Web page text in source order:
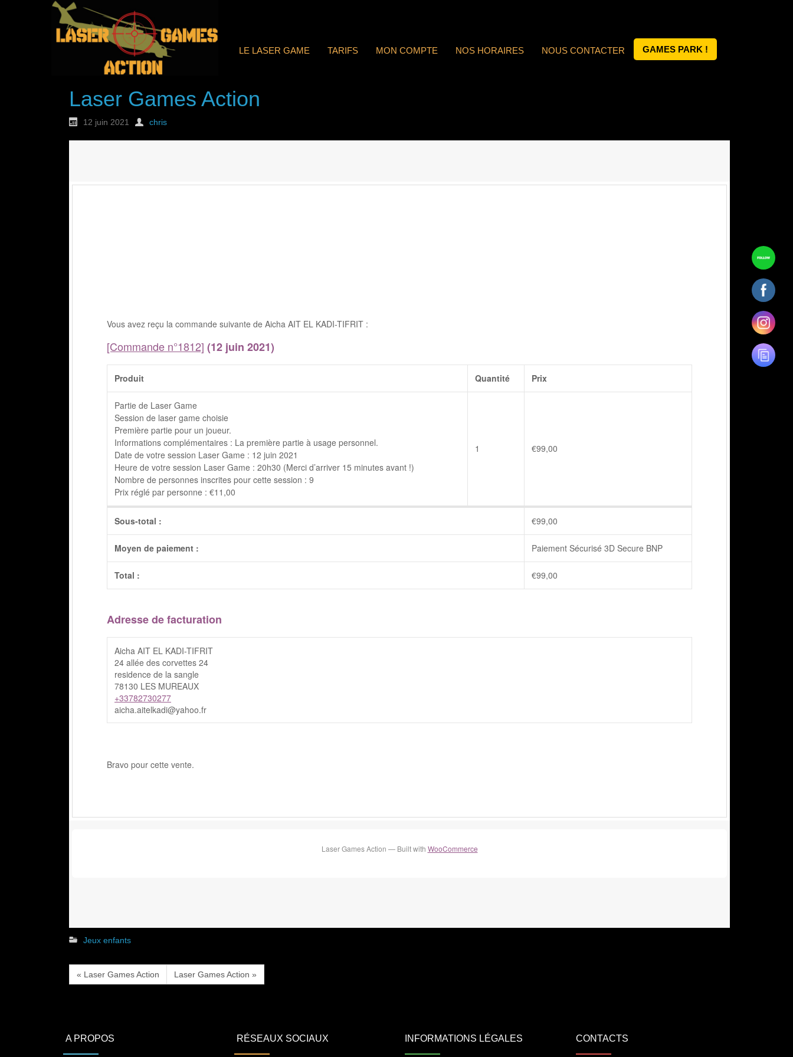
LE LASER GAME TARIFS MON COMPTE NOS HORAIRES NOUS CONTACTER GAMES PARK !
Laser Games Action
12 juin 2021 chris
Vous avez reçu la commande suivante de Aicha AIT EL KADI-TIFRIT :
[Commande n°1812] (12 juin 2021)
Produit Quantité Prix
Partie de Laser Game
Session de laser game choisie
Première partie pour un joueur.
Informations complémentaires : La première partie à usage personnel.
Date de votre session Laser Game : 12 juin 2021
Heure de votre session Laser Game : 20h30 (Merci d’arriver 15 minutes avant !)
Nombre de personnes inscrites pour cette session : 9
Prix réglé par personne : €11,00
1 €99,00
Sous-total : €99,00
Moyen de paiement : Paiement Sécurisé 3D Secure BNP
Total : €99,00
Adresse de facturation
Aicha AIT EL KADI-TIFRIT
24 allée des corvettes 24
residence de la sangle
78130 LES MUREAUX
+33782730277
aicha.aitelkadi@yahoo.fr
Bravo pour cette vente.
Laser Games Action — Built with WooCommerce
Jeux enfants
« Laser Games Action Laser Games Action »
A PROPOS RÉSEAUX SOCIAUX INFORMATIONS LÉGALES CONTACTS